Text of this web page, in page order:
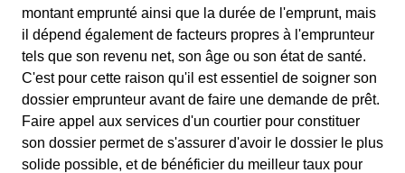
montant emprunté ainsi que la durée de l'emprunt, mais
il dépend également de facteurs propres à l'emprunteur
tels que son revenu net, son âge ou son état de santé.
C'est pour cette raison qu'il est essentiel de soigner son
dossier emprunteur avant de faire une demande de prêt.
Faire appel aux services d'un courtier pour constituer
son dossier permet de s'assurer d'avoir le dossier le plus
solide possible, et de bénéficier du meilleur taux pour